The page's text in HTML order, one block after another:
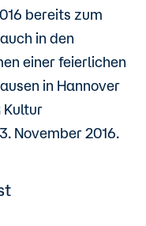
bereits zum
in den
einer feierlichen
in Hannover
Kultur
November 2016.